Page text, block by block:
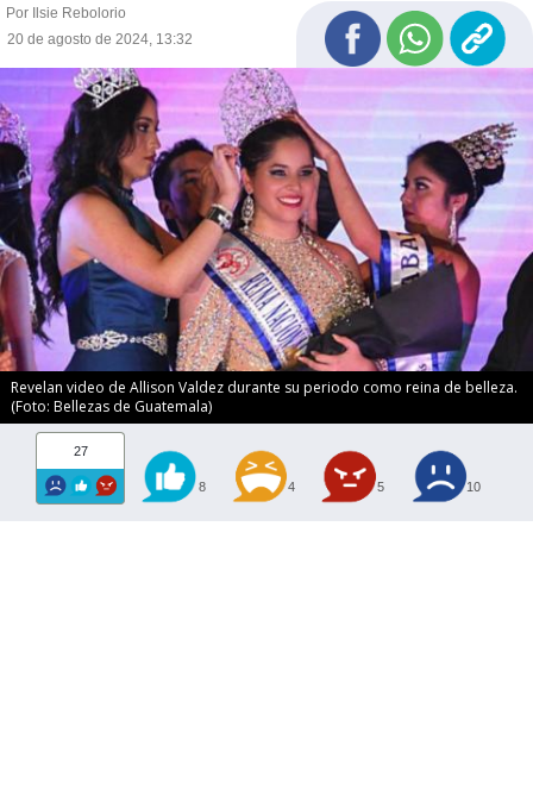
Por Ilsie Rebolorio
20 de agosto de 2024, 13:32
Revelan video de Allison Valdez durante su periodo como reina de belleza.
(Foto: Bellezas de Guatemala)
27
8 4 5 10